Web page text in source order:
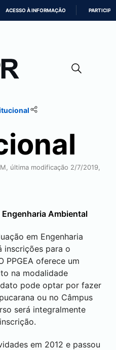
CONTEÚDO
ACESSO À INFORMAÇÃO PARTICIPE
última modificação 2/7/2019,
Ambiental
em Engenharia
inscrições para o
PPGEA oferece um
na modalidade
pode optar por fazer
ou no Câmpus
será integralmente
em 2012 e passou